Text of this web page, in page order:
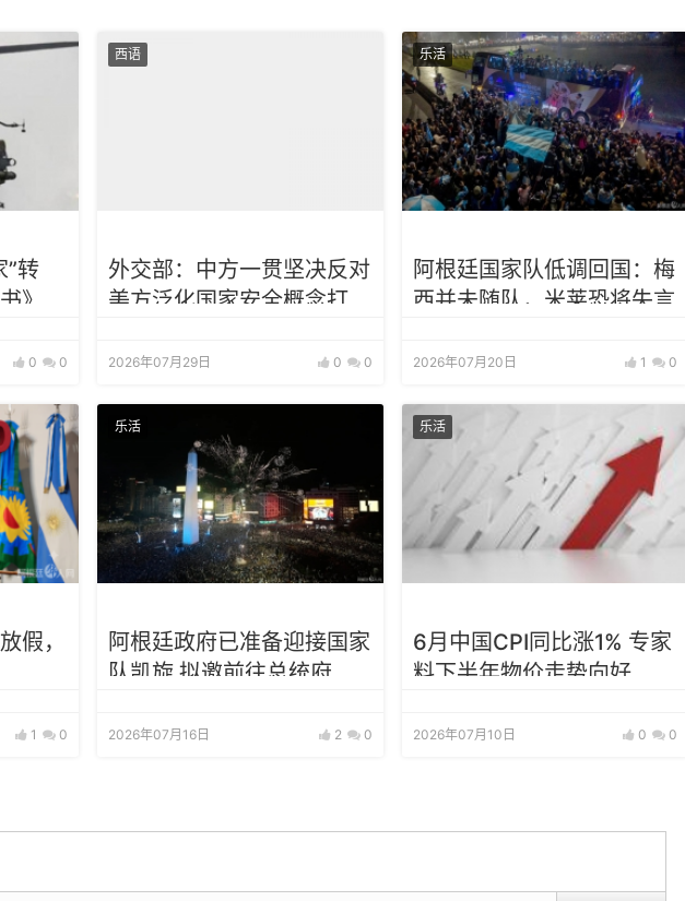
”转
》释
0 0
西语
外交部：中方一贯坚决反对
美方泛化国家安全概念打压
2026年07月29日 0 0
乐活
阿根廷国家队低调回国：梅
西并未随队，米莱恐将失言
2026年07月20日 1 0
假，
1 0
乐活
阿根廷政府已准备迎接国家
队凯旋 拟邀前往总统府
2026年07月16日 2 0
乐活
6月中国CPI同比涨1% 专家
料下半年物价走势向好
2026年07月10日 0 0